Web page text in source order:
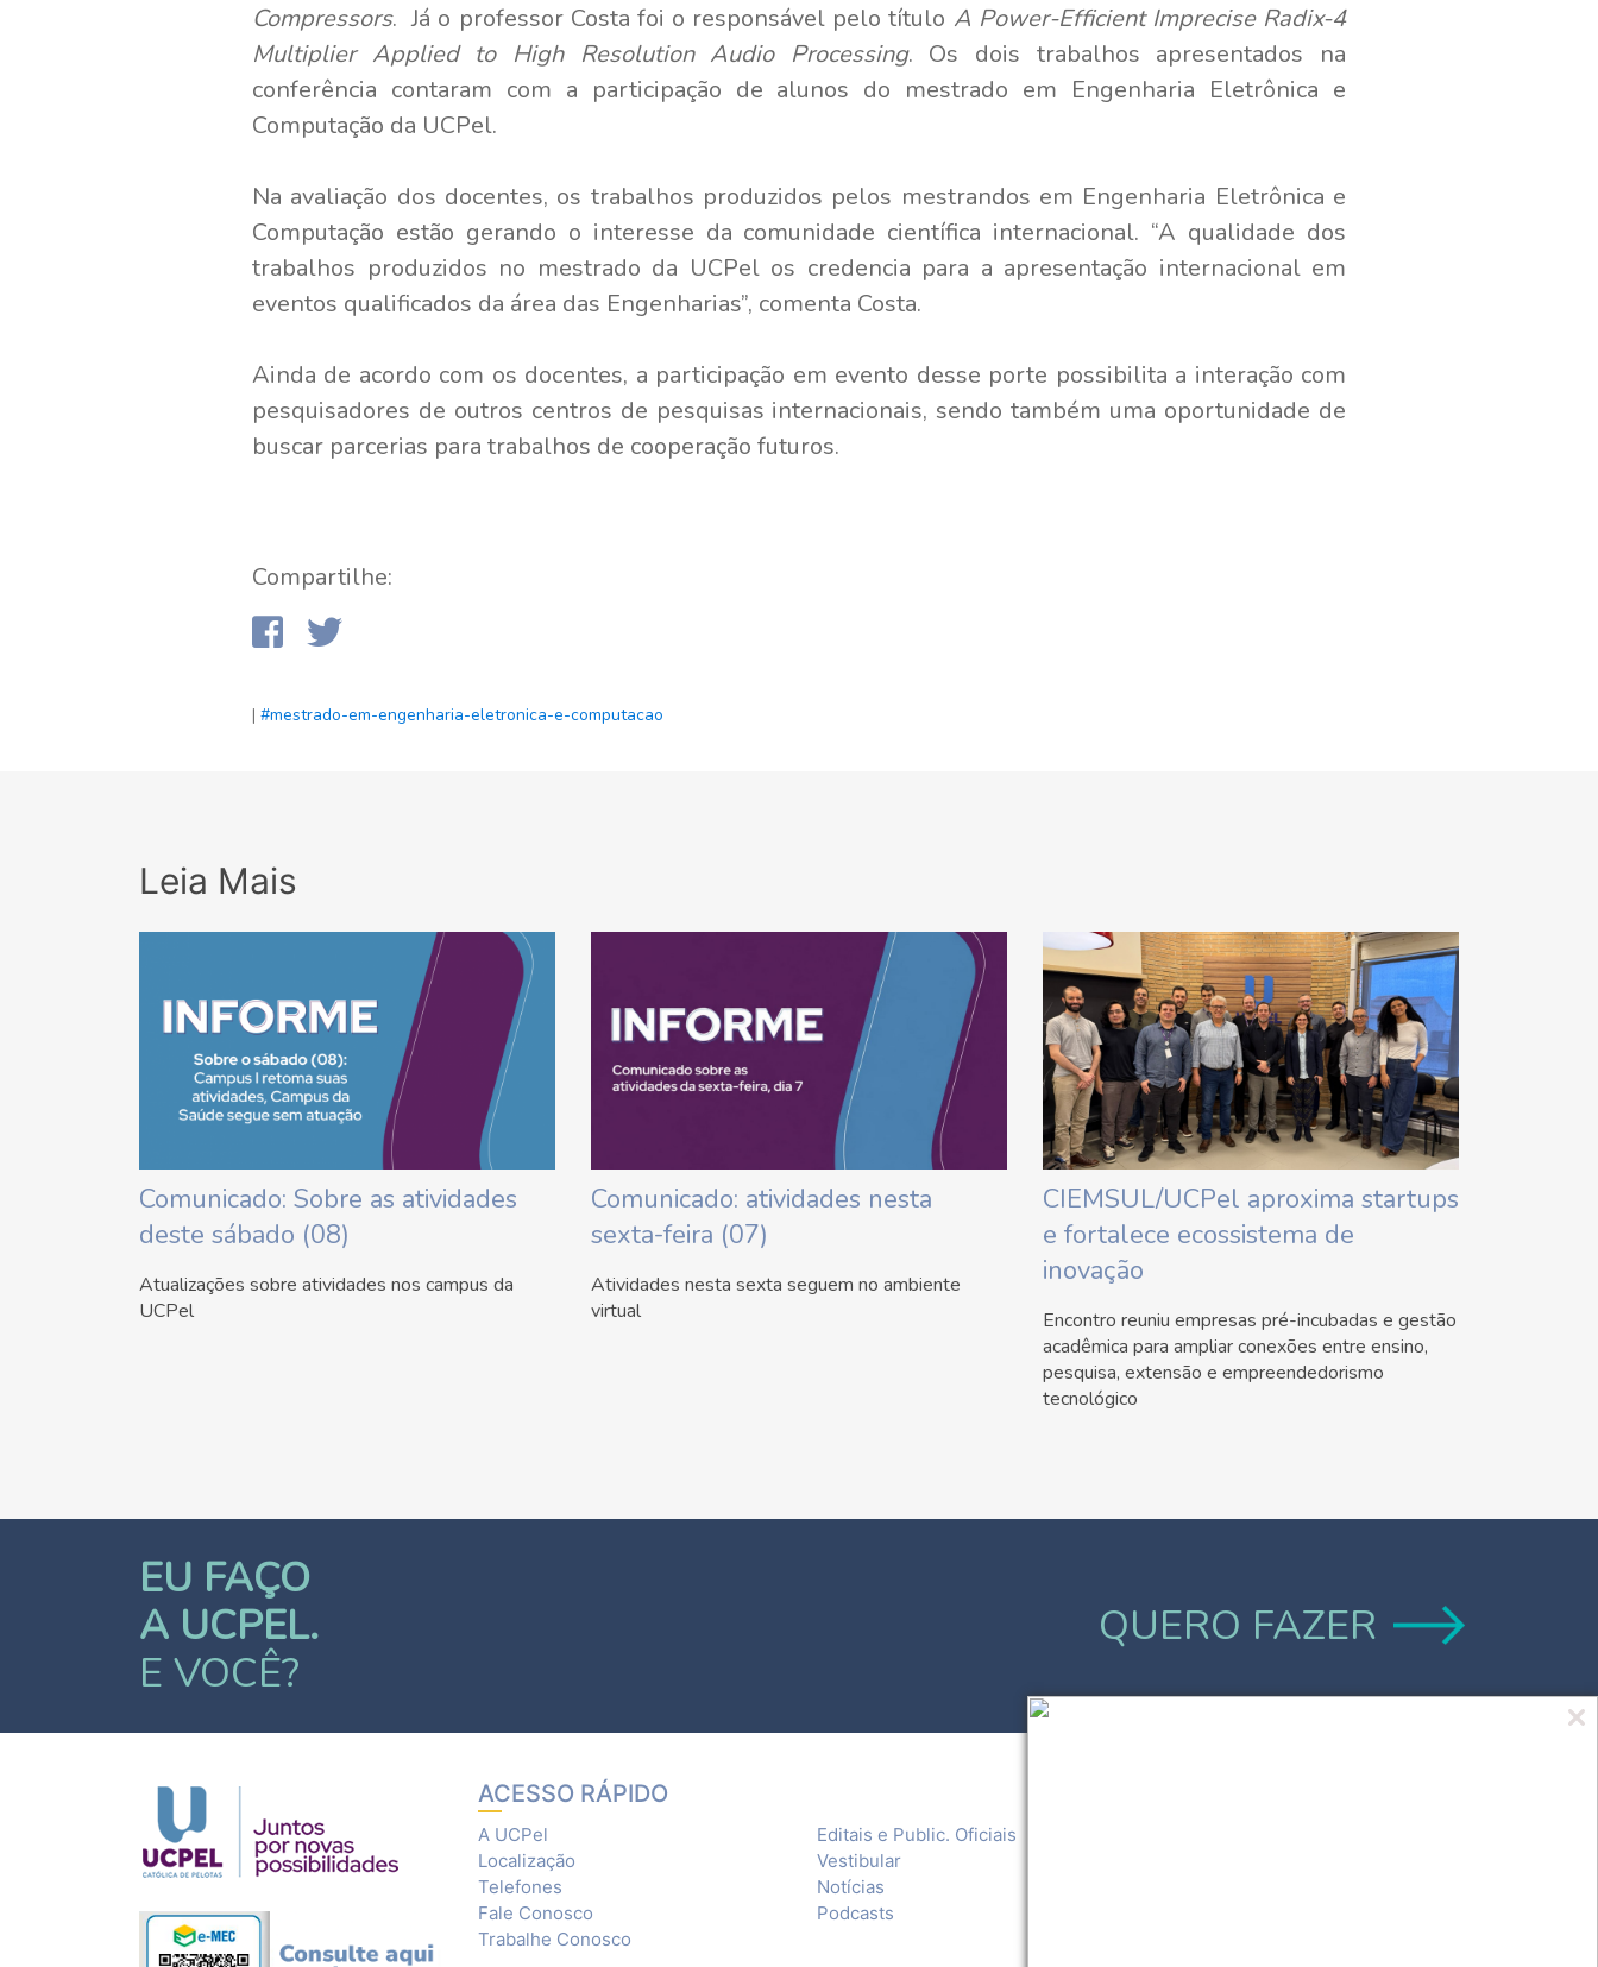
Compressors. Já o professor Costa foi o responsável pelo título A Power-Efficient Imprecise Radix-4
Multiplier Applied to High Resolution Audio Processing. Os dois trabalhos apresentados na
conferência contaram com a participação de alunos do mestrado em Engenharia Eletrônica e
Computação da UCPel.
Na avaliação dos docentes, os trabalhos produzidos pelos mestrandos em Engenharia Eletrônica e
Computação estão gerando o interesse da comunidade científica internacional. “A qualidade dos
trabalhos produzidos no mestrado da UCPel os credencia para a apresentação internacional em
eventos qualificados da área das Engenharias”, comenta Costa.
Ainda de acordo com os docentes, a participação em evento desse porte possibilita a interação com
pesquisadores de outros centros de pesquisas internacionais, sendo também uma oportunidade de
buscar parcerias para trabalhos de cooperação futuros.
Compartilhe:
| #mestrado-em-engenharia-eletronica-e-computacao
Leia Mais
Comunicado: Sobre as atividades
deste sábado (08)
Atualizações sobre atividades nos campus da
UCPel
Comunicado: atividades nesta
sexta-feira (07)
Atividades nesta sexta seguem no ambiente
virtual
CIEMSUL/UCPel aproxima startups
e fortalece ecossistema de
inovação
Encontro reuniu empresas pré-incubadas e gestão
acadêmica para ampliar conexões entre ensino,
pesquisa, extensão e empreendedorismo
tecnológico
EU FAÇO
A UCPEL.
E VOCÊ?
QUERO FAZER
ACESSO RÁPIDO
A UCPel
Localização
Telefones
Fale Conosco
Trabalhe Conosco
Editais e Public. Oficiais
Vestibular
Notícias
Podcasts